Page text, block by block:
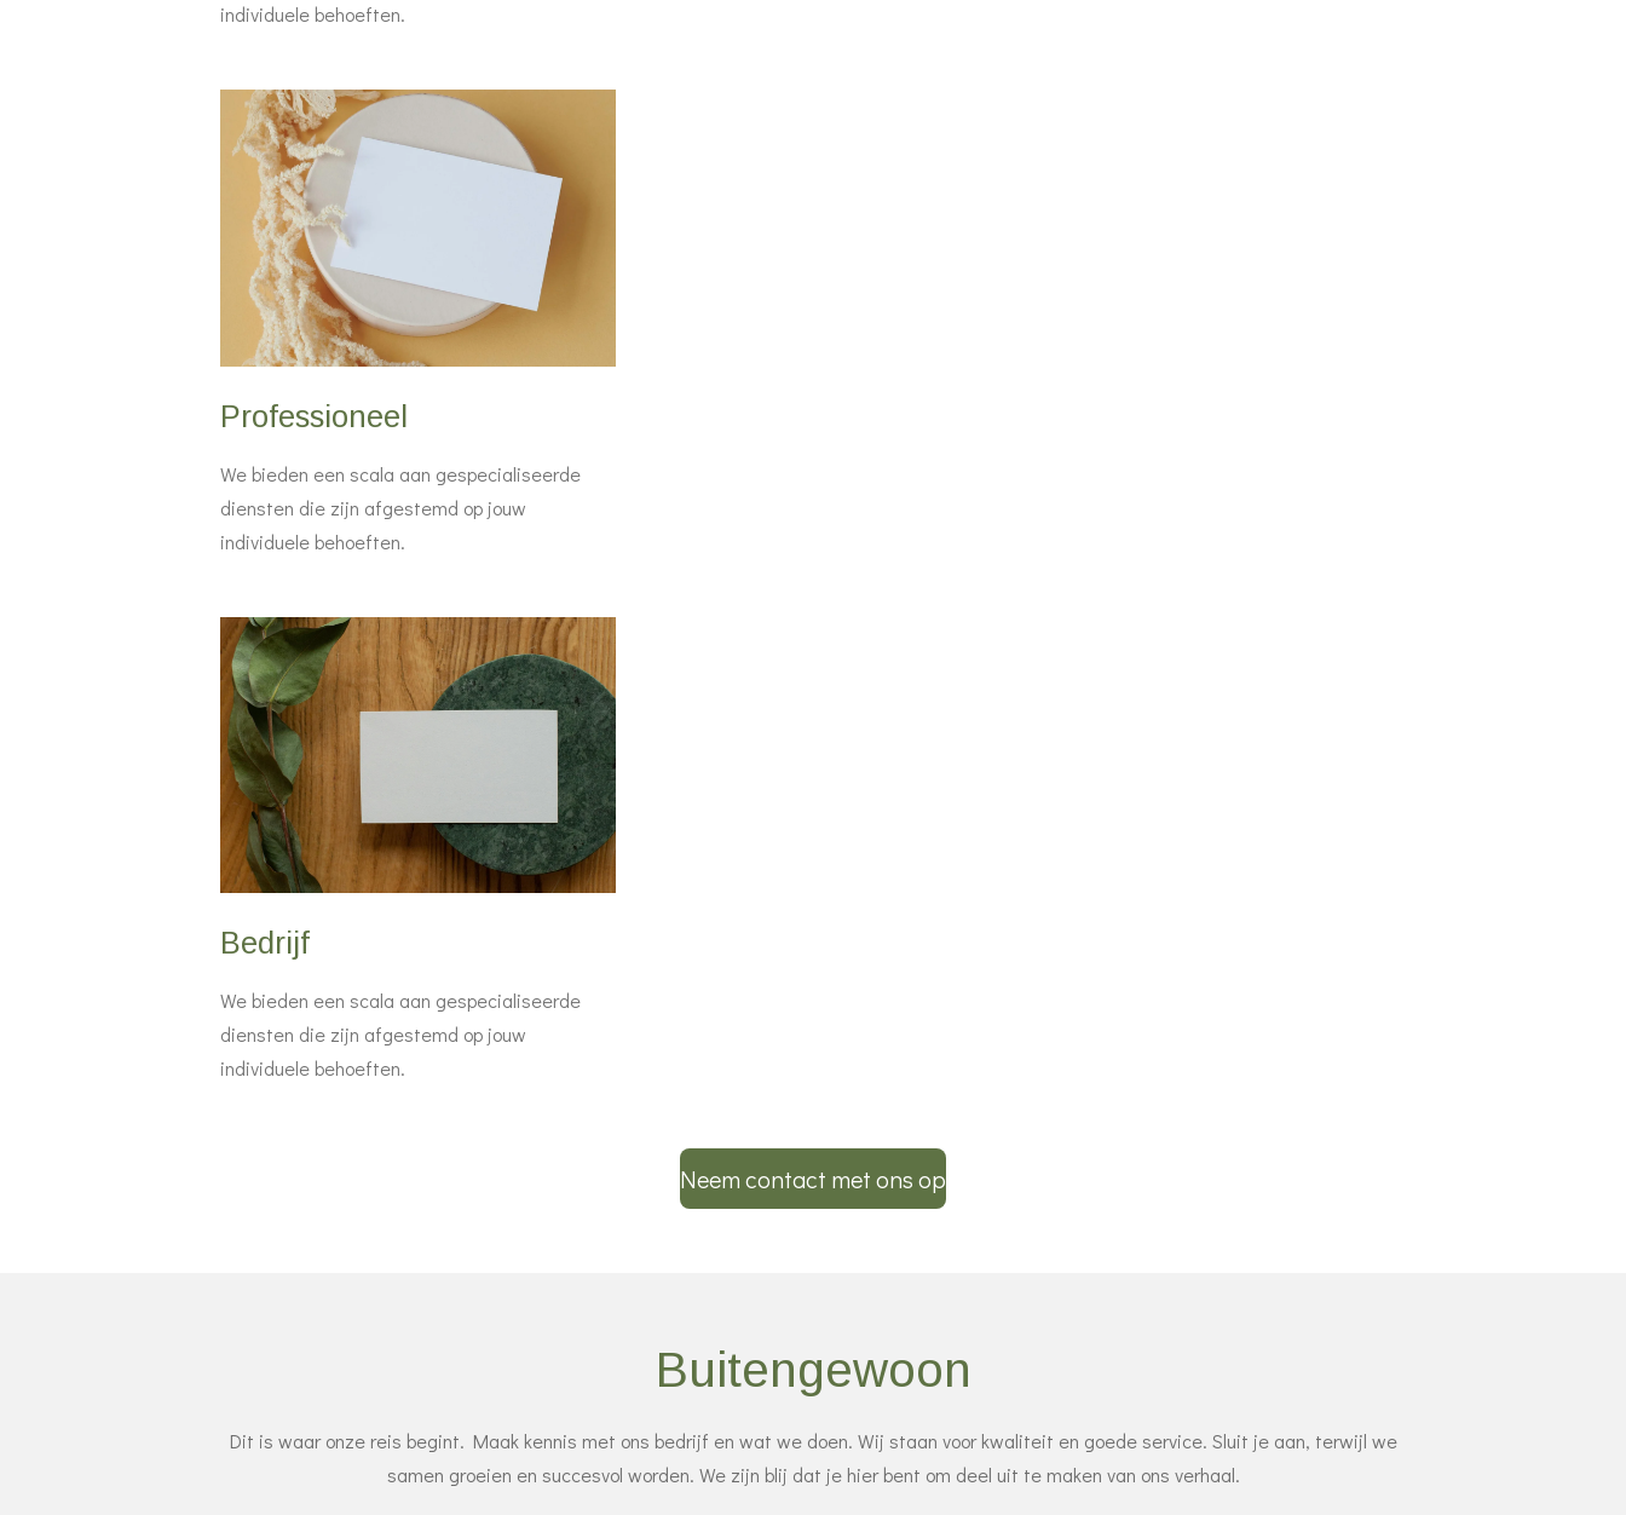
individuele behoeften.
Professioneel
We bieden een scala aan gespecialiseerde
diensten die zijn afgestemd op jouw
individuele behoeften.
Bedrijf
We bieden een scala aan gespecialiseerde
diensten die zijn afgestemd op jouw
individuele behoeften.
Neem contact met ons op
Buitengewoon
Dit is waar onze reis begint. Maak kennis met ons bedrijf en wat we doen. Wij staan voor kwaliteit en goede service. Sluit je aan, terwijl we
samen groeien en succesvol worden. We zijn blij dat je hier bent om deel uit te maken van ons verhaal.